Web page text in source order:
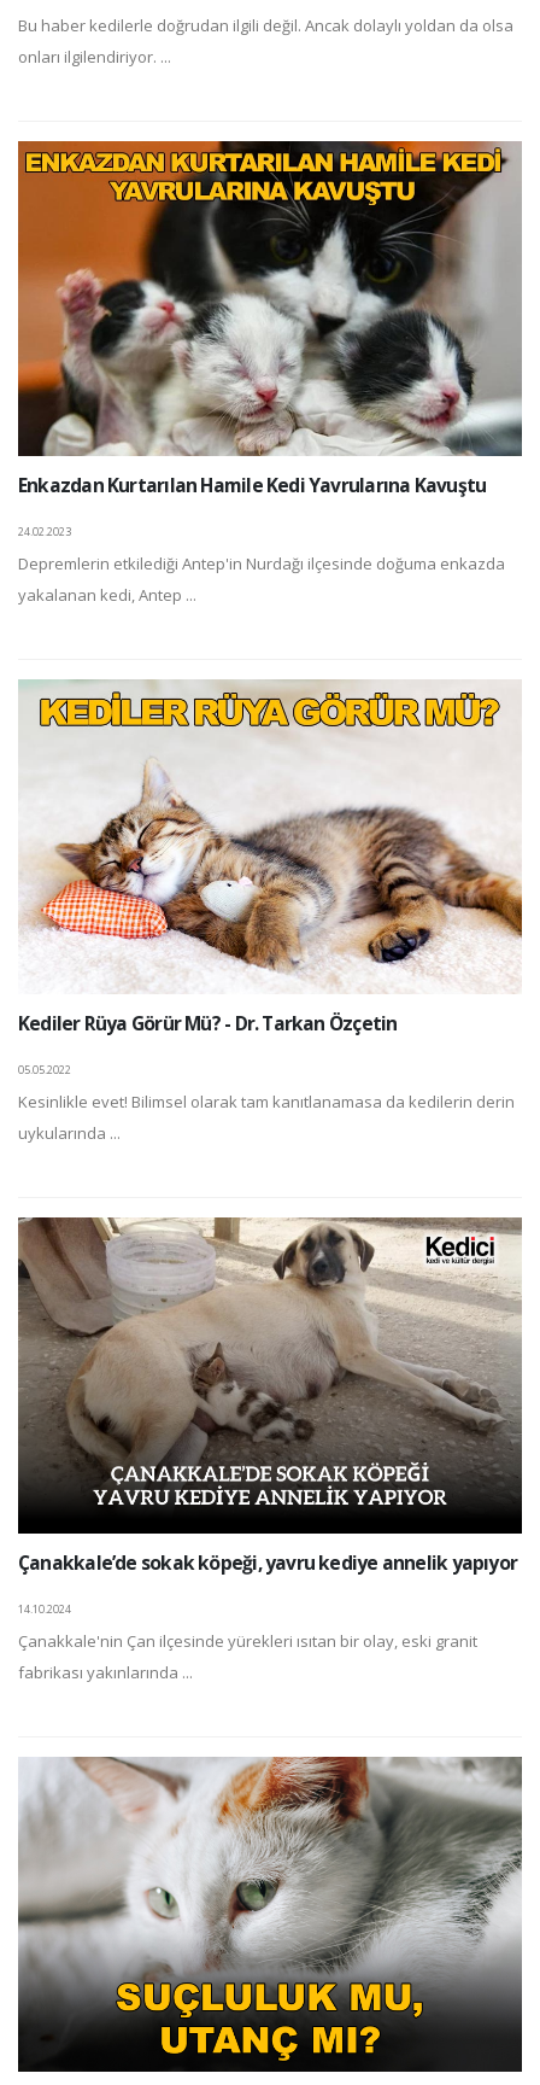
Bu haber kedilerle doğrudan ilgili değil. Ancak dolaylı yoldan da olsa
onları ilgilendiriyor. ...
Enkazdan Kurtarılan Hamile Kedi Yavrularına Kavuştu
24.02.2023
Depremlerin etkilediği Antep'in Nurdağı ilçesinde doğuma enkazda
yakalanan kedi, Antep ...
Kediler Rüya Görür Mü? - Dr. Tarkan Özçetin
05.05.2022
Kesinlikle evet! Bilimsel olarak tam kanıtlanamasa da kedilerin derin
uykularında ...
Çanakkale’de sokak köpeği, yavru kediye annelik yapıyor
14.10.2024
Çanakkale'nin Çan ilçesinde yürekleri ısıtan bir olay, eski granit
fabrikası yakınlarında ...